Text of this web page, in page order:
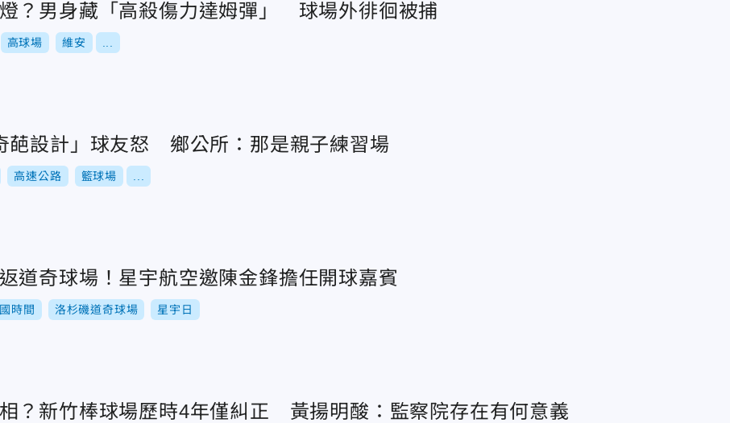
？男身藏「高殺傷力達姆彈」 球場外徘徊被捕
高球場 維安
葩設計」球友怒 鄉公所：那是親子練習場
高速公路 籃球場
道奇球場！星宇航空邀陳金鋒擔任開球嘉賓
時間 洛杉磯道奇球場 星宇日
？新竹棒球場歷時4年僅糾正 黃揚明酸：監察院存在有何意義